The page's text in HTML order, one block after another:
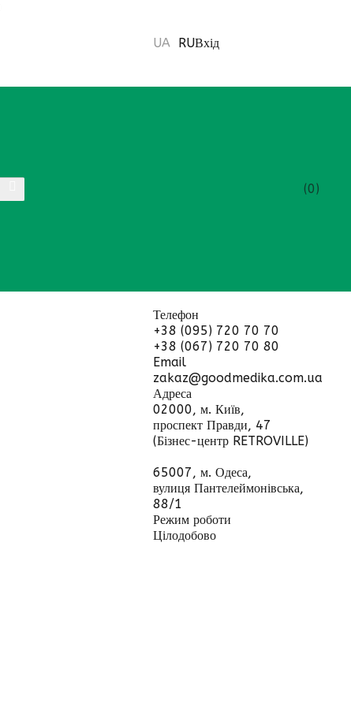
UA RUВхід
0
Телефон
+38 (095) 720 70 70
+38 (067) 720 70 80
Email
zakaz@goodmedika.com.ua
Адреса
02000, м. Київ,
проспект Правди, 47
(Бізнес-центр RETROVILLE)
65007, м. Одеса,
вулиця Пантелеймонівська,
88/1
Режим роботи
Цілодобово